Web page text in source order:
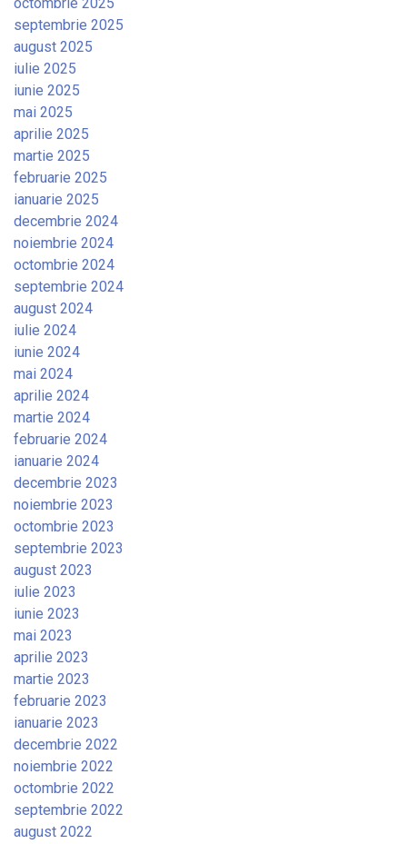
septembrie 2025
august 2025
iulie 2025
iunie 2025
mai 2025
aprilie 2025
martie 2025
februarie 2025
ianuarie 2025
decembrie 2024
noiembrie 2024
octombrie 2024
septembrie 2024
august 2024
iulie 2024
iunie 2024
mai 2024
aprilie 2024
martie 2024
februarie 2024
ianuarie 2024
decembrie 2023
noiembrie 2023
octombrie 2023
septembrie 2023
august 2023
iulie 2023
iunie 2023
mai 2023
aprilie 2023
martie 2023
februarie 2023
ianuarie 2023
decembrie 2022
noiembrie 2022
octombrie 2022
septembrie 2022
august 2022